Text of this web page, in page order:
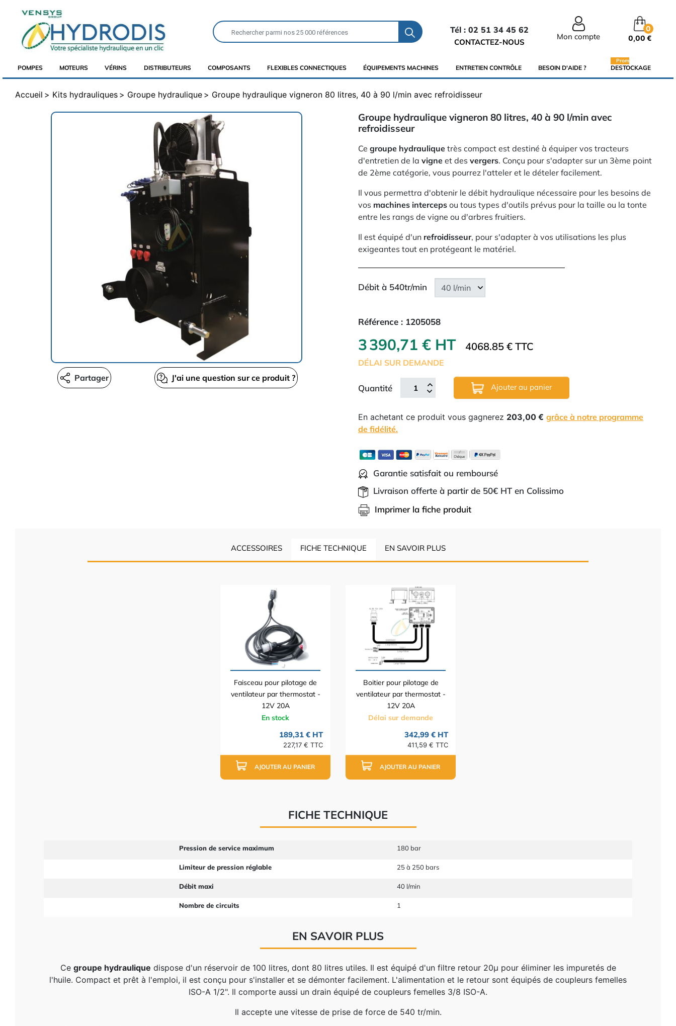
Tél : 02 51 34 45 62
CONTACTEZ-NOUS
Mon compte
0
0,00 €
POMPES MOTEURS VÉRINS DISTRIBUTEURS COMPOSANTS FLEXIBLES CONNECTIQUES ÉQUIPEMENTS MACHINES ENTRETIEN CONTRÔLE BESOIN D'AIDE ? DESTOCKAGE
Promo
Accueil Kits hydrauliques Groupe hydraulique Groupe hydraulique vigneron 80 litres, 40 à 90 l/min avec refroidisseur
J'ai une question sur ce produit ?
Partager
Groupe hydraulique vigneron 80 litres, 40 à 90 l/min avec
refroidisseur
Ce groupe hydraulique très compact est destiné à équiper vos tracteurs
d'entretien de la vigne et des vergers. Conçu pour s'adapter sur un 3ème point
de 2ème catégorie, vous pourrez l'atteler et le dételer facilement.
Il vous permettra d'obtenir le débit hydraulique nécessaire pour les besoins de
vos machines interceps ou tous types d'outils prévus pour la taille ou la tonte
entre les rangs de vigne ou d'arbres fruitiers.
Il est équipé d'un refroidisseur, pour s'adapter à vos utilisations les plus
exigeantes tout en protégeant le matériel.
Débit à 540tr/min
Référence : 1205058
3 390,71 € HT 4068.85 € TTC
DÉLAI SUR DEMANDE
Quantité Ajouter au panier
En achetant ce produit vous gagnerez 203,00 € grâce à notre programme
de fidélité.
Garantie satisfait ou remboursé
Livraison offerte à partir de 50€ HT en Colissimo
Imprimer la fiche produit
ACCESSOIRES FICHE TECHNIQUE EN SAVOIR PLUS
Faisceau pour pilotage de
ventilateur par thermostat -
12V 20A
En stock
189,31 € HT
227,17 € TTC
AJOUTER AU PANIER
Boitier pour pilotage de
ventilateur par thermostat -
12V 20A
Délai sur demande
342,99 € HT
411,59 € TTC
AJOUTER AU PANIER
FICHE TECHNIQUE
Pression de service maximum 180 bar
Limiteur de pression réglable 25 à 250 bars
Débit maxi 40 l/min
Nombre de circuits 1
EN SAVOIR PLUS
Ce groupe hydraulique dispose d'un réservoir de 100 litres, dont 80 litres utiles. Il est équipé d'un filtre retour 20µ pour éliminer les impuretés de
l'huile. Compact et prêt à l'emploi, il est conçu pour s'installer et se démonter facilement. L'alimentation et le retour sont équipés de coupleurs femelles
ISO-A 1/2". Il comporte aussi un drain équipé de coupleurs femelles 3/8 ISO-A.
Il accepte une vitesse de prise de force de 540 tr/min.